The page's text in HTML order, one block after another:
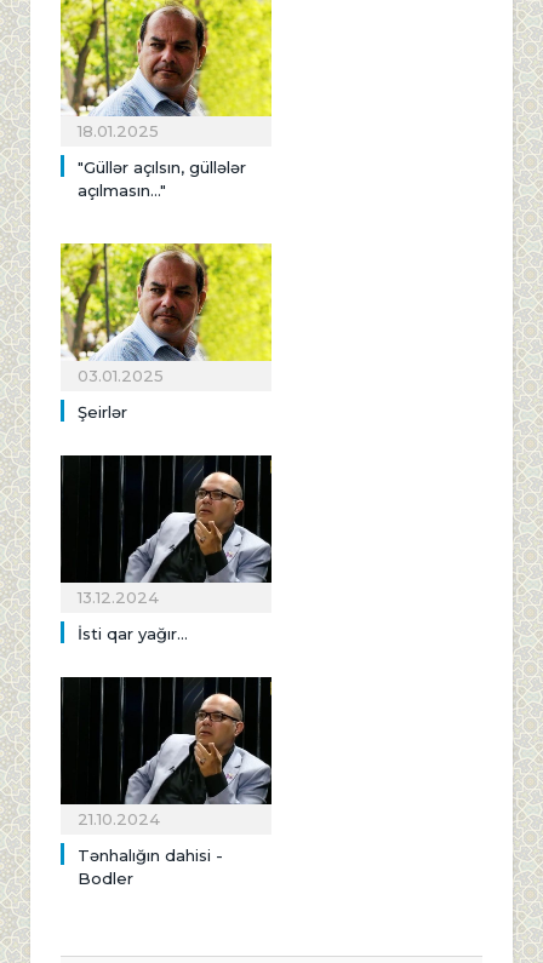
18.01.2025
"Güllər açılsın, güllələr
açılmasın..."
03.01.2025
Şeirlər
13.12.2024
İsti qar yağır...
21.10.2024
Tənhalığın dahisi -
Bodler